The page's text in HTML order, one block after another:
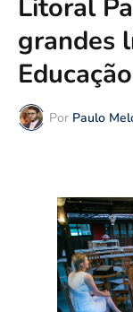
Litoral
grandes
Educação
Por Paulo